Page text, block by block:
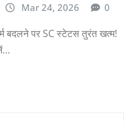
Mar 24, 2026 0
बदलने पर SC स्टेटस तुरंत खत्म!